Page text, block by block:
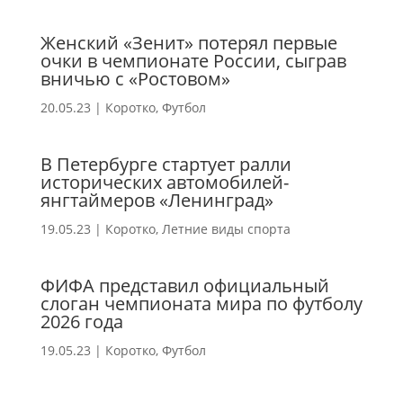
Женский «Зенит» потерял первые
очки в чемпионате России, сыграв
вничью с «Ростовом»
20.05.23 | Коротко, Футбол
В Петербурге стартует ралли
исторических автомобилей-
янгтаймеров «Ленинград»
19.05.23 | Коротко, Летние виды спорта
ФИФА представил официальный
слоган чемпионата мира по футболу
2026 года
19.05.23 | Коротко, Футбол